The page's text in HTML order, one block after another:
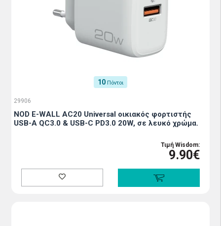
10 Πόντοι
29906
NOD E-WALL AC20 Universal οικιακός φορτιστής
USB-A QC3.0 & USB-C PD3.0 20W, σε λευκό χρώμα.
Τιμή Wisdom:
9.90€